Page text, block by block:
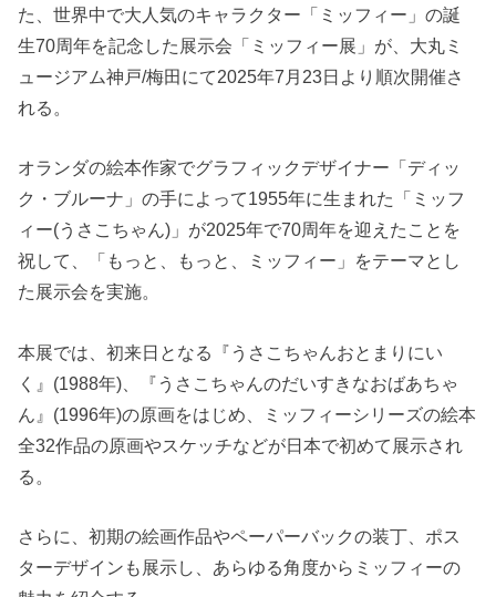
た、世界中で大人気のキャラクター「ミッフィー」の誕
生70周年を記念した展示会「ミッフィー展」が、大丸ミ
ュージアム神戸/梅田にて2025年7月23日より順次開催さ
れる。
オランダの絵本作家でグラフィックデザイナー「ディッ
ク・ブルーナ」の手によって1955年に生まれた「ミッフ
ィー(うさこちゃん)」が2025年で70周年を迎えたことを
祝して、「もっと、もっと、ミッフィー」をテーマとし
た展示会を実施。
本展では、初来日となる『うさこちゃんおとまりにい
く』(1988年)、『うさこちゃんのだいすきなおばあちゃ
ん』(1996年)の原画をはじめ、ミッフィーシリーズの絵本
全32作品の原画やスケッチなどが日本で初めて展示され
る。
さらに、初期の絵画作品やペーパーバックの装丁、ポス
ターデザインも展示し、あらゆる角度からミッフィーの